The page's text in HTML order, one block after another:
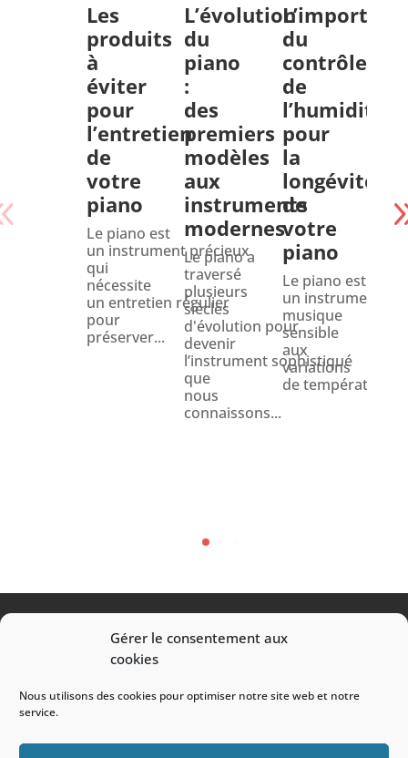
Gérer le consentement aux
cookies
Nous utilisons des cookies pour optimiser notre site web et notre
service.
Les
produits
à
éviter
pour
l’entretien
de
votre
piano
Le piano est
un instrument précieux
qui
nécessite
un entretien régulier
pour
préserver...
L’évolution
du
piano
:
des
premiers
modèles
aux
instruments
modernes
Le piano a
traversé
plusieurs
siècles
d'évolution pour
devenir
l’instrument sophistiqué
que
nous
connaissons...
du
contrôle
de
l’humidité
pour
la
longévité
de
votre
piano
Le piano est
un instrument de
musique
sensible
aux
variations
de température
Transport / Déménagement / Manutention
lourds